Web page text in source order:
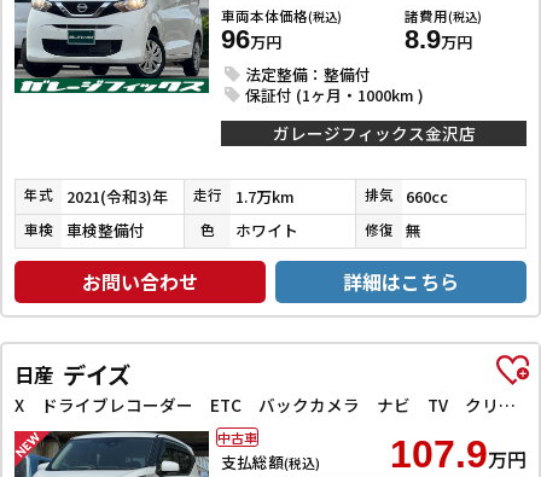
車両本体価格(税込)
96万円
諸費用(税込)
8.9万円
法定整備：整備付
保証付 (1ヶ月・1000km )
ガレージフィックス金沢店
年式 2021(令和3)年 走行 1.7万km 排気 660cc
車検 車検整備付 色 ホワイト 修復 無
お問い合わせ 詳細はこちら
日産 デイズ
X ドライブレコーダー ETC バックカメラ ナビ TV クリアランスソナー 衝突被害軽減システム オートライト スマートキー アイドリングストップ 電動格納ミラー ベンチシート CVT 盗難防止システム
支払総額(税込) 107.9万円
中古車